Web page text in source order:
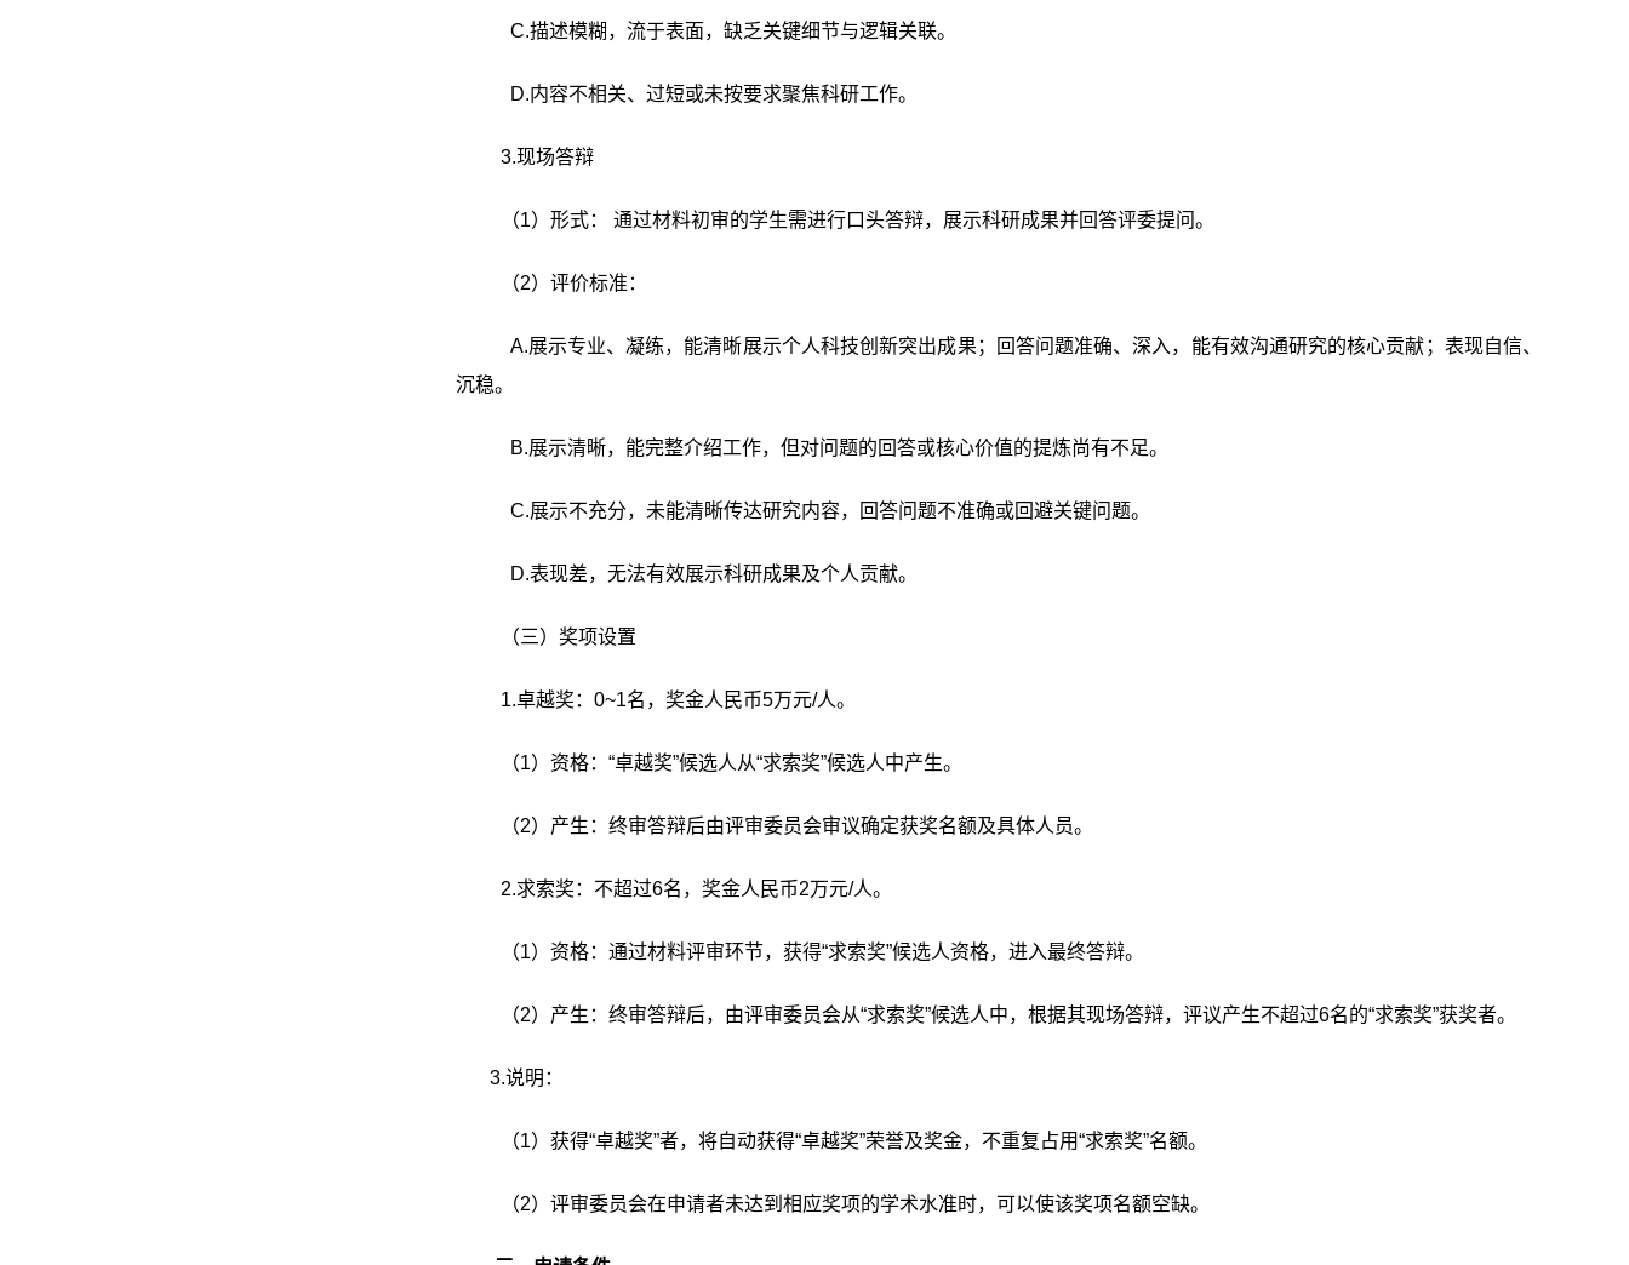
C.描述模糊，流于表面，缺乏关键细节与逻辑关联。
D.内容不相关、过短或未按要求聚焦科研工作。
3.现场答辩
（1）形式： 通过材料初审的学生需进行口头答辩，展示科研成果并回答评委提问。
（2）评价标准：
A.展示专业、凝练，能清晰展示个人科技创新突出成果；回答问题准确、深入，能有效沟通研究的核心贡献；表现自信、
沉稳。
B.展示清晰，能完整介绍工作，但对问题的回答或核心价值的提炼尚有不足。
C.展示不充分，未能清晰传达研究内容，回答问题不准确或回避关键问题。
D.表现差，无法有效展示科研成果及个人贡献。
（三）奖项设置
1.卓越奖：0~1名，奖金人民币5万元/人。
（1）资格：“卓越奖”候选人从“求索奖”候选人中产生。
（2）产生：终审答辩后由评审委员会审议确定获奖名额及具体人员。
2.求索奖：不超过6名，奖金人民币2万元/人。
（1）资格：通过材料评审环节，获得“求索奖”候选人资格，进入最终答辩。
（2）产生：终审答辩后，由评审委员会从“求索奖”候选人中，根据其现场答辩，评议产生不超过6名的“求索奖”获奖者。
3.说明：
（1）获得“卓越奖”者，将自动获得“卓越奖”荣誉及奖金，不重复占用“求索奖”名额。
（2）评审委员会在申请者未达到相应奖项的学术水准时，可以使该奖项名额空缺。